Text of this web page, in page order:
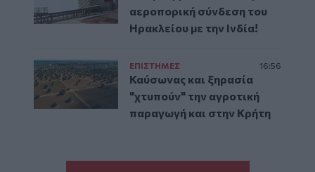
αεροπορική σύνδεση του
Ηρακλείου με την Ινδία!
ΕΠΙΣΤΗΜΕΣ 16:56
Καύσωνας και ξηρασία
"χτυπούν" την αγροτική
παραγωγή και στην Κρήτη